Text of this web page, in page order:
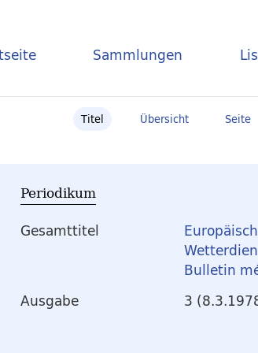
Sammlungen
Titel Übersicht Seite
Periodikum
Gesamttitel
Bulletin
Ausgabe
3